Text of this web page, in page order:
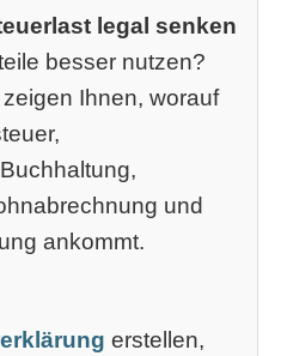
legal senken
besser nutzen?
Ihnen, worauf
und
ankommt.
erstellen,